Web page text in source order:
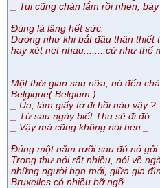
_ Tui cũng chán lắm rồi nhen,
Đúng là lãng hết sức.
Dường như khi bắt đầu thân thiết
hay xét nét nhau........cứ như thế
Một thời gian sau nữa, nó đến
Belgique( Belgium )
_ Ủa, làm giấy tờ đi hồi nào vậy ?
_ Từ sau ngày biết Thu sẽ đi đó .
_ Vậy mà cũng không nói hén._
Đúng một năm rưỡi sau đó nó gởi
Trong thư nói rất nhiều, nói về
những người bạn mới, giữa gia
Bruxelles có nhiều bỡ ngỡ....